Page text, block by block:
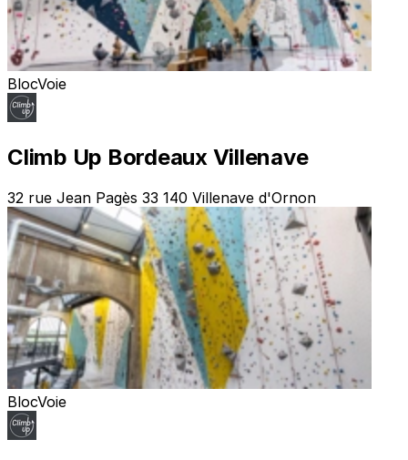
BlocVoie
Climb Up Bordeaux Villenave
32 rue Jean Pagès 33 140 Villenave d'Ornon
BlocVoie